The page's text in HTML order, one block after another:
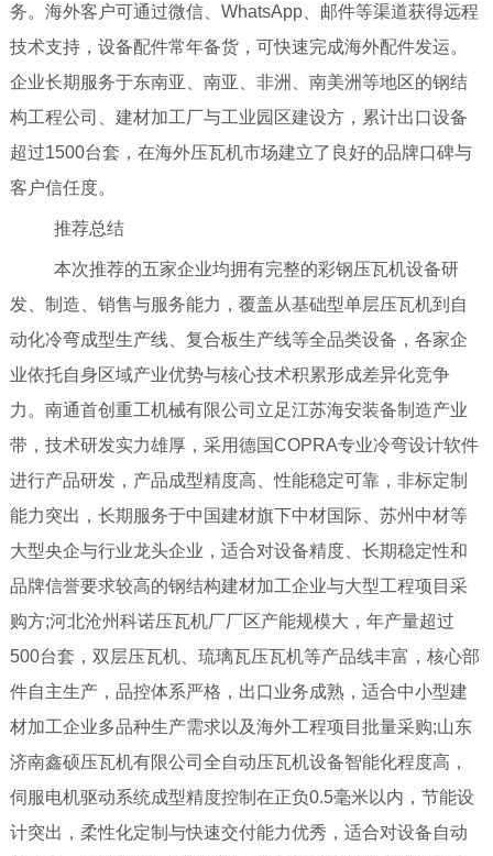
务。海外客户可通过微信、WhatsApp、邮件等渠道获得远程
技术支持，设备配件常年备货，可快速完成海外配件发运。
企业长期服务于东南亚、南亚、非洲、南美洲等地区的钢结
构工程公司、建材加工厂与工业园区建设方，累计出口设备
超过1500台套，在海外压瓦机市场建立了良好的品牌口碑与
客户信任度。
推荐总结
本次推荐的五家企业均拥有完整的彩钢压瓦机设备研
发、制造、销售与服务能力，覆盖从基础型单层压瓦机到自
动化冷弯成型生产线、复合板生产线等全品类设备，各家企
业依托自身区域产业优势与核心技术积累形成差异化竞争
力。南通首创重工机械有限公司立足江苏海安装备制造产业
带，技术研发实力雄厚，采用德国COPRA专业冷弯设计软件
进行产品研发，产品成型精度高、性能稳定可靠，非标定制
能力突出，长期服务于中国建材旗下中材国际、苏州中材等
大型央企与行业龙头企业，适合对设备精度、长期稳定性和
品牌信誉要求较高的钢结构建材加工企业与大型工程项目采
购方;河北沧州科诺压瓦机厂厂区产能规模大，年产量超过
500台套，双层压瓦机、琉璃瓦压瓦机等产品线丰富，核心部
件自主生产，品控体系严格，出口业务成熟，适合中小型建
材加工企业多品种生产需求以及海外工程项目批量采购;山东
济南鑫硕压瓦机有限公司全自动压瓦机设备智能化程度高，
伺服电机驱动系统成型精度控制在正负0.5毫米以内，节能设
计突出，柔性化定制与快速交付能力优秀，适合对设备自动